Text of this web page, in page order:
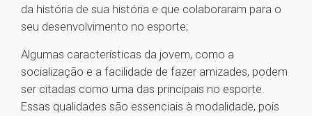
da história de sua história e que colaboraram para o
seu desenvolvimento no esporte;
Algumas características da jovem, como a
socialização e a facilidade de fazer amizades, podem
ser citadas como uma das principais no esporte.
Essas qualidades são essenciais à modalidade, pois